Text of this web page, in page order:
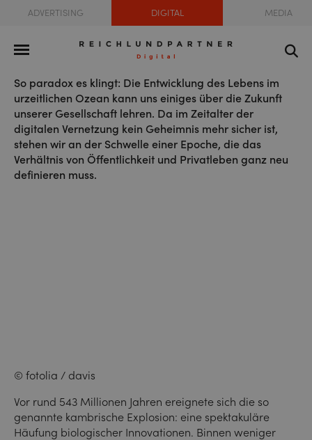
ADVERTISING DIGITAL MEDIA
So paradox es klingt: Die Entwicklung des Lebens im
urzeitlichen Ozean kann uns einiges über die Zukunft
unserer Gesellschaft lehren. Da im Zeitalter der
digitalen Vernetzung kein Geheimnis mehr sicher ist,
stehen wir an der Schwelle einer Epoche, die das
Verhältnis von Öffentlichkeit und Privatleben ganz neu
definieren muss.
© fotolia / davis
Vor rund 543 Millionen Jahren ereignete sich die so
genannte kambrische Explosion: eine spektakuläre
Häufung biologischer Innovationen. Binnen weniger